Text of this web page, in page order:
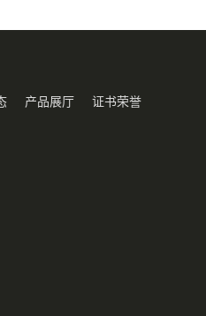
产品展厅 证书荣誉